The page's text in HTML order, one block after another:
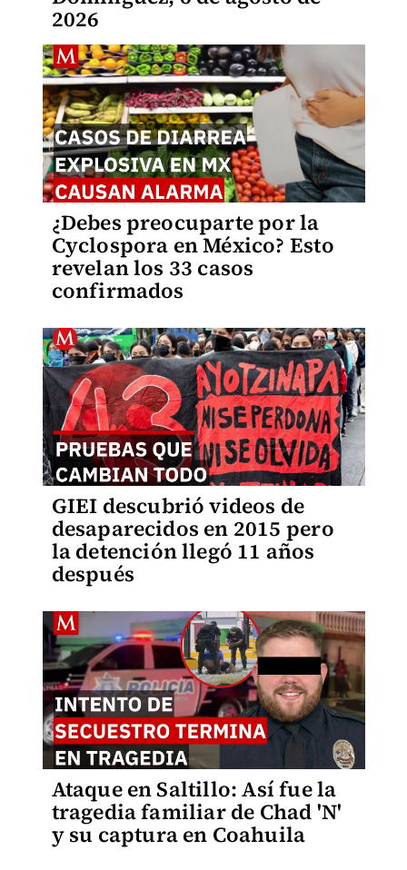
2026
¿Debes preocuparte por la
Cyclospora en México? Esto
revelan los 33 casos
confirmados
GIEI descubrió videos de
desaparecidos en 2015 pero
la detención llegó 11 años
después
Ataque en Saltillo: Así fue la
tragedia familiar de Chad 'N'
y su captura en Coahuila